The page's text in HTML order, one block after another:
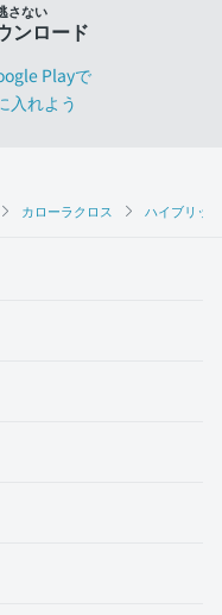
カローラクロス ハイブリッ
さない
ンロード